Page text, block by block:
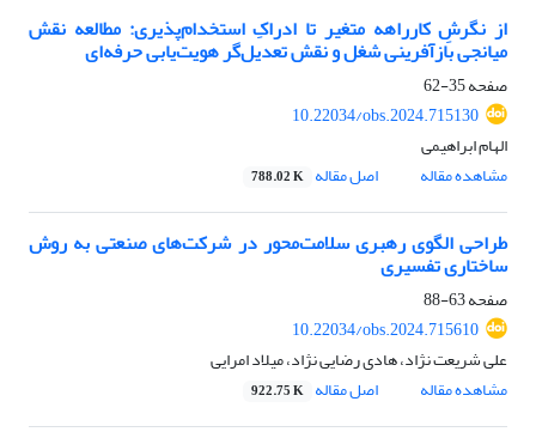
از نگرشِ کارراهه متغیر تا ادراکِ استخدام‌پذیری: مطالعه نقش
میانجی بازآفرینی شغل و نقش تعدیل‌گر هویت‌یابی حرفه‌ای
صفحه35-62
10.22034/obs.2024.715130
الهام ابراهیمی
مشاهده مقاله
اصل مقاله 788.02 K
طراحی الگوی رهبری سلامت‌محور در شرکت‌های صنعتی به روش
ساختاری تفسیری
صفحه63-88
10.22034/obs.2024.715610
علی شریعت نژاد، هادی رضایی نژاد، میلاد امرایی
مشاهده مقاله
اصل مقاله 922.75 K